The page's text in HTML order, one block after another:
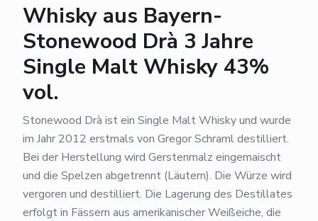
Whisky aus Bayern-
Stonewood Drà 3 Jahre
Single Malt Whisky 43%
vol.
Stonewood Drà ist ein Single Malt Whisky und wurde
im Jahr 2012 erstmals von Gregor Schraml destilliert.
Bei der Herstellung wird Gerstenmalz eingemaischt
und die Spelzen abgetrennt (Läutern). Die Würze wird
vergoren und destilliert. Die Lagerung des Destillates
erfolgt in Fässern aus amerikanischer Weißeiche, die